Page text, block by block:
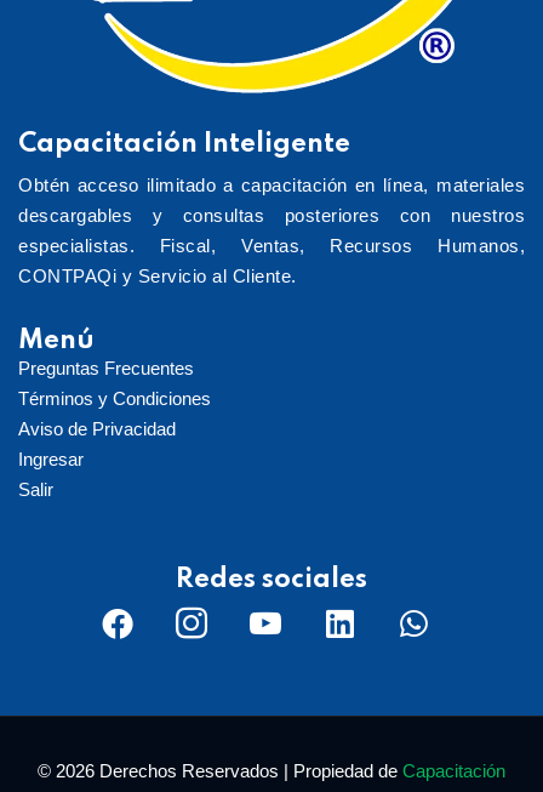
Capacitación Inteligente
Obtén acceso ilimitado a capacitación en línea, materiales
descargables y consultas posteriores con nuestros
especialistas. Fiscal, Ventas, Recursos Humanos,
CONTPAQi y Servicio al Cliente.
Menú
Preguntas Frecuentes
Términos y Condiciones
Aviso de Privacidad
Ingresar
Salir
Redes sociales
© 2026 Derechos Reservados | Propiedad de Capacitación